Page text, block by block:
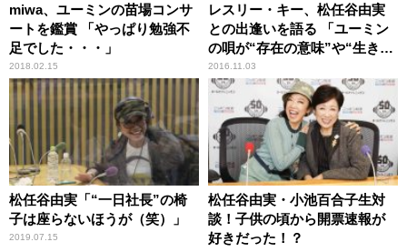
miwa、ユーミンの苗場コンサ
ートを鑑賞 「やっぱり勉強不
足でした・・・」
2018.02.15
レスリー・キー、松任谷由実
との出逢いを語る 「ユーミン
の唄が“存在の意味”や“生きる
意味”のヒントを教えてくれ
た」
2016.11.03
松任谷由実「“一日社長”の椅
子は座らないほうが（笑）」
2019.07.15
松任谷由実・小池百合子生対
談！子供の頃から開票速報が
好きだった！？